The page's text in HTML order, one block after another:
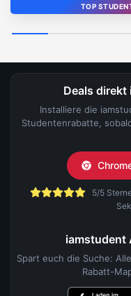
TOP
Deals direkt
Installiere die
Studentenrabatte,
5/5 Sterne
iamstudent
Spart euch die Suche:
Rabatt-